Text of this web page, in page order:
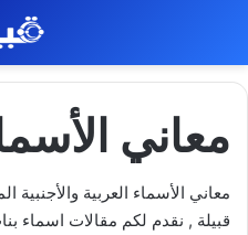
معاني
معاني الأسماء العربية
قبيلة , نقدم لكم مقالات اسماء